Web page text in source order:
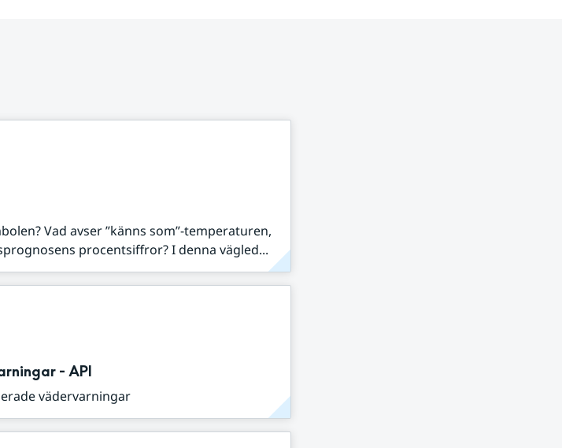
Vad avser ”känns som”-temperaturen,
procentsiffror? I denna vägled...
- API
vädervarningar